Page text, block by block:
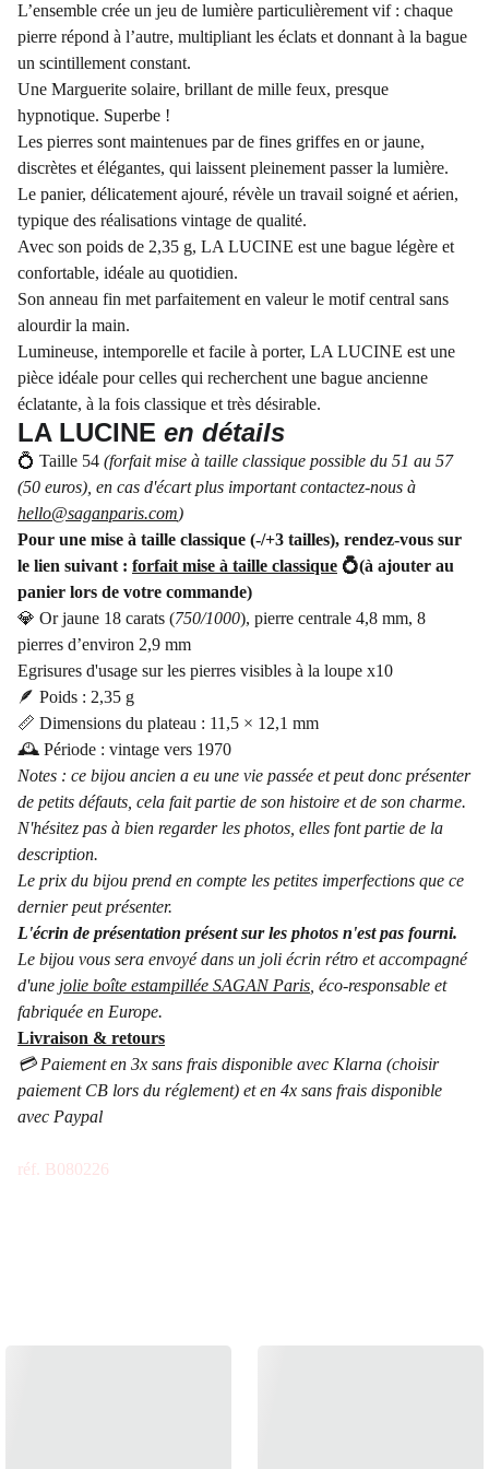
L’ensemble crée un jeu de lumière particulièrement vif : chaque
pierre répond à l’autre, multipliant les éclats et donnant à la bague
un scintillement constant.
Une Marguerite solaire, brillant de mille feux, presque
hypnotique. Superbe !
Les pierres sont maintenues par de fines griffes en or jaune,
discrètes et élégantes, qui laissent pleinement passer la lumière.
Le panier, délicatement ajouré, révèle un travail soigné et aérien,
typique des réalisations vintage de qualité.
Avec son poids de 2,35 g, LA LUCINE est une bague légère et
confortable, idéale au quotidien.
Son anneau fin met parfaitement en valeur le motif central sans
alourdir la main.
Lumineuse, intemporelle et facile à porter, LA LUCINE est une
pièce idéale pour celles qui recherchent une bague ancienne
éclatante, à la fois classique et très désirable.
LA LUCINE en détails
💍 Taille 54 (forfait mise à taille classique possible du 51 au 57
(50 euros), en cas d'écart plus important contactez-nous à
hello@saganparis.com)
Pour une mise à taille classique (-/+3 tailles), rendez-vous sur
le lien suivant : forfait mise à taille classique 💍(à ajouter au
panier lors de votre commande)
💎 Or jaune 18 carats (750/1000), pierre centrale 4,8 mm, 8
pierres d’environ 2,9 mm
Egrisures d'usage sur les pierres visibles à la loupe x10
🪶 Poids : 2,35 g
📏 Dimensions du plateau : 11,5 × 12,1 mm
🕰️ Période : vintage vers 1970
Notes : ce bijou ancien a eu une vie passée et peut donc présenter
de petits défauts, cela fait partie de son histoire et de son charme.
N'hésitez pas à bien regarder les photos, elles font partie de la
description.
Le prix du bijou prend en compte les petites imperfections que ce
dernier peut présenter.
L'écrin de présentation présent sur les photos n'est pas fourni.
Le bijou vous sera envoyé dans un joli écrin rétro et accompagné
d'une jolie boîte estampillée SAGAN Paris , éco-responsable et
fabriquée en Europe.
Livraison & retours
💳 Paiement en 3x sans frais disponible avec Klarna (choisir
paiement CB lors du réglement) et en 4x sans frais disponible
avec Paypal
réf. B080226